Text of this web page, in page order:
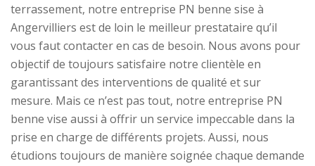
terrassement, notre entreprise PN benne sise à
Angervilliers est de loin le meilleur prestataire qu’il
vous faut contacter en cas de besoin. Nous avons pour
objectif de toujours satisfaire notre clientèle en
garantissant des interventions de qualité et sur
mesure. Mais ce n’est pas tout, notre entreprise PN
benne vise aussi à offrir un service impeccable dans la
prise en charge de différents projets. Aussi, nous
étudions toujours de manière soignée chaque demande